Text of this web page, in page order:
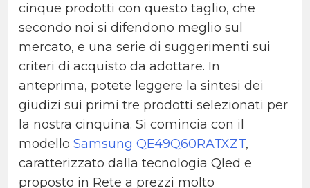
cinque prodotti con questo taglio, che
secondo noi si difendono meglio sul
mercato, e una serie di suggerimenti sui
criteri di acquisto da adottare. In
anteprima, potete leggere la sintesi dei
giudizi sui primi tre prodotti selezionati per
la nostra cinquina. Si comincia con il
modello Samsung QE49Q60RATXZT,
caratterizzato dalla tecnologia Qled e
proposto in Rete a prezzi molto